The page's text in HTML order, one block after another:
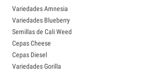
Variedades Amnesia
Variedades Blueberry
Semillas de Cali Weed
Cepas Cheese
Cepas Diesel
Variedades Gorilla